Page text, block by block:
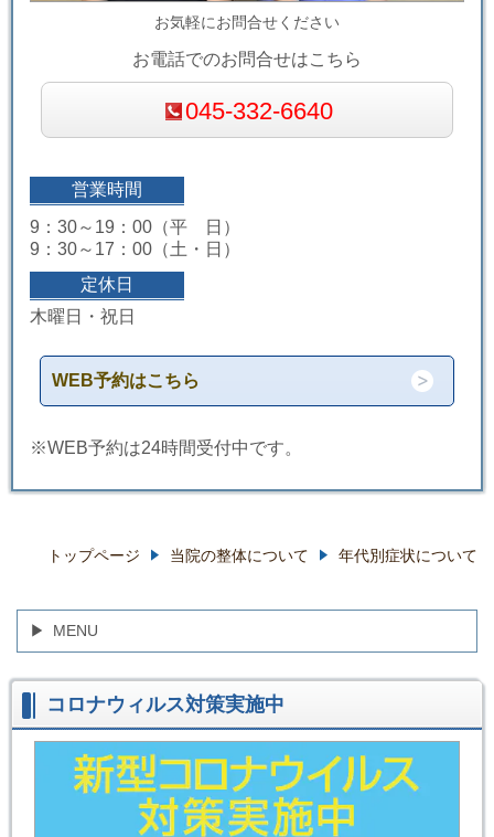
お気軽にお問合せください
お電話でのお問合せはこちら
045-332-6640
営業時間
9：30～19：00（平 日）
9：30～17：00（土・日）
定休日
木曜日・祝日
WEB予約はこちら
※WEB予約は24時間受付中です。
トップページ 当院の整体について 年代別症状について
MENU
コロナウィルス対策実施中